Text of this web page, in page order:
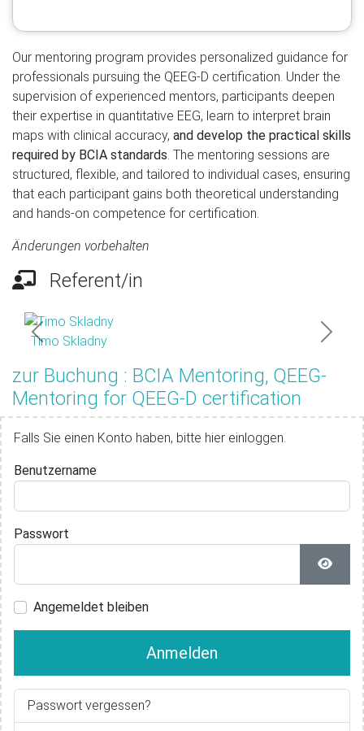
Our mentoring program provides personalized guidance for
professionals pursuing the QEEG-D certification. Under the
supervision of experienced mentors, participants deepen
their expertise in quantitative EEG, learn to interpret brain
maps with clinical accuracy, and develop the practical skills
required by BCIA standards. The mentoring sessions are
structured, flexible, and tailored to individual cases, ensuring
that each participant gains both theoretical understanding
and hands-on competence for certification.
Änderungen vorbehalten
Referent/in
Timo Skladny
Previous Next
zur Buchung : BCIA Mentoring, QEEG-
Mentoring for QEEG-D certification
Falls Sie einen Konto haben, bitte hier einloggen.
Benutzername
Passwort
Angemeldet bleiben
Anmelden
Passwort vergessen?